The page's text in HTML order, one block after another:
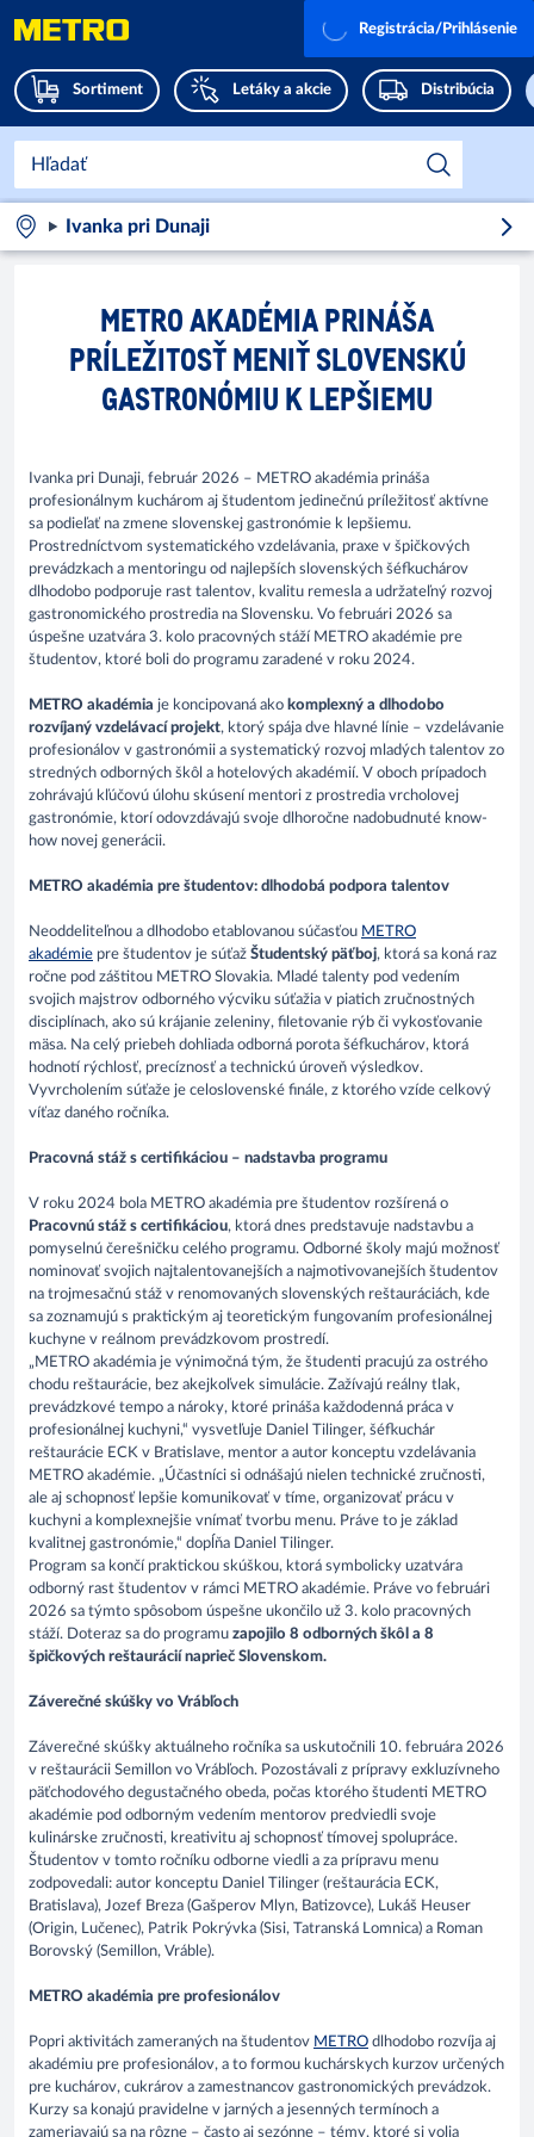
Sortiment Letáky a akcie Distribúcia
Registrácia/Prihlásenie
Ivanka pri Dunaji
METRO AKADÉMIA PRINÁŠA
PRÍLEŽITOSŤ MENIŤ SLOVENSKÚ
GASTRONÓMIU K LEPŠIEMU
Ivanka pri Dunaji, február 2026 – METRO akadémia prináša
profesionálnym kuchárom aj študentom jedinečnú príležitosť aktívne
sa podieľať na zmene slovenskej gastronómie k lepšiemu.
Prostredníctvom systematického vzdelávania, praxe v špičkových
prevádzkach a mentoringu od najlepších slovenských šéfkuchárov
dlhodobo podporuje rast talentov, kvalitu remesla a udržateľný rozvoj
gastronomického prostredia na Slovensku. Vo februári 2026 sa
úspešne uzatvára 3. kolo pracovných stáží METRO akadémie pre
študentov, ktoré boli do programu zaradené v roku 2024.
METRO akadémia je koncipovaná ako komplexný a dlhodobo
rozvíjaný vzdelávací projekt, ktorý spája dve hlavné línie – vzdelávanie
profesionálov v gastronómii a systematický rozvoj mladých talentov zo
stredných odborných škôl a hotelových akadémií. V oboch prípadoch
zohrávajú kľúčovú úlohu skúsení mentori z prostredia vrcholovej
gastronómie, ktorí odovzdávajú svoje dlhoročne nadobudnuté know-
how novej generácii.
METRO akadémia pre študentov: dlhodobá podpora talentov
Neoddeliteľnou a dlhodobo etablovanou súčasťou METRO
akadémie pre študentov je súťaž Študentský päťboj, ktorá sa koná raz
ročne pod záštitou METRO Slovakia. Mladé talenty pod vedením
svojich majstrov odborného výcviku súťažia v piatich zručnostných
disciplínach, ako sú krájanie zeleniny, filetovanie rýb či vykosťovanie
mäsa. Na celý priebeh dohliada odborná porota šéfkuchárov, ktorá
hodnotí rýchlosť, precíznosť a technickú úroveň výsledkov.
Vyvrcholením súťaže je celoslovenské finále, z ktorého vzíde celkový
víťaz daného ročníka.
Pracovná stáž s certifikáciou – nadstavba programu
V roku 2024 bola METRO akadémia pre študentov rozšírená o
Pracovnú stáž s certifikáciou, ktorá dnes predstavuje nadstavbu a
pomyselnú čerešničku celého programu. Odborné školy majú možnosť
nominovať svojich najtalentovanejších a najmotivovanejších študentov
na trojmesačnú stáž v renomovaných slovenských reštauráciách, kde
sa zoznamujú s praktickým aj teoretickým fungovaním profesionálnej
kuchyne v reálnom prevádzkovom prostredí.
„METRO akadémia je výnimočná tým, že študenti pracujú za ostrého
chodu reštaurácie, bez akejkoľvek simulácie. Zažívajú reálny tlak,
prevádzkové tempo a nároky, ktoré prináša každodenná práca v
profesionálnej kuchyni,“ vysvetľuje Daniel Tilinger, šéfkuchár
reštaurácie ECK v Bratislave, mentor a autor konceptu vzdelávania
METRO akadémie. „Účastníci si odnášajú nielen technické zručnosti,
ale aj schopnosť lepšie komunikovať v tíme, organizovať prácu v
kuchyni a komplexnejšie vnímať tvorbu menu. Práve to je základ
kvalitnej gastronómie,“ dopĺňa Daniel Tilinger.
Program sa končí praktickou skúškou, ktorá symbolicky uzatvára
odborný rast študentov v rámci METRO akadémie. Práve vo februári
2026 sa týmto spôsobom úspešne ukončilo už 3. kolo pracovných
stáží. Doteraz sa do programu zapojilo 8 odborných škôl a 8
špičkových reštaurácií naprieč Slovenskom.
Záverečné skúšky vo Vrábľoch
Záverečné skúšky aktuálneho ročníka sa uskutočnili 10. februára 2026
v reštaurácii Semillon vo Vrábľoch. Pozostávali z prípravy exkluzívneho
päťchodového degustačného obeda, počas ktorého študenti METRO
akadémie pod odborným vedením mentorov predviedli svoje
kulinárske zručnosti, kreativitu aj schopnosť tímovej spolupráce.
Študentov v tomto ročníku odborne viedli a za prípravu menu
zodpovedali: autor konceptu Daniel Tilinger (reštaurácia ECK,
Bratislava), Jozef Breza (Gašperov Mlyn, Batizovce), Lukáš Heuser
(Origin, Lučenec), Patrik Pokrývka (Sisi, Tatranská Lomnica) a Roman
Borovský (Semillon, Vráble).
METRO akadémia pre profesionálov
Popri aktivitách zameraných na študentov METRO dlhodobo rozvíja aj
akadémiu pre profesionálov, a to formou kuchárskych kurzov určených
pre kuchárov, cukrárov a zamestnancov gastronomických prevádzok.
Kurzy sa konajú pravidelne v jarných a jesenných termínoch a
zameriavajú sa na rôzne – často aj sezónne – témy, ktoré si volia